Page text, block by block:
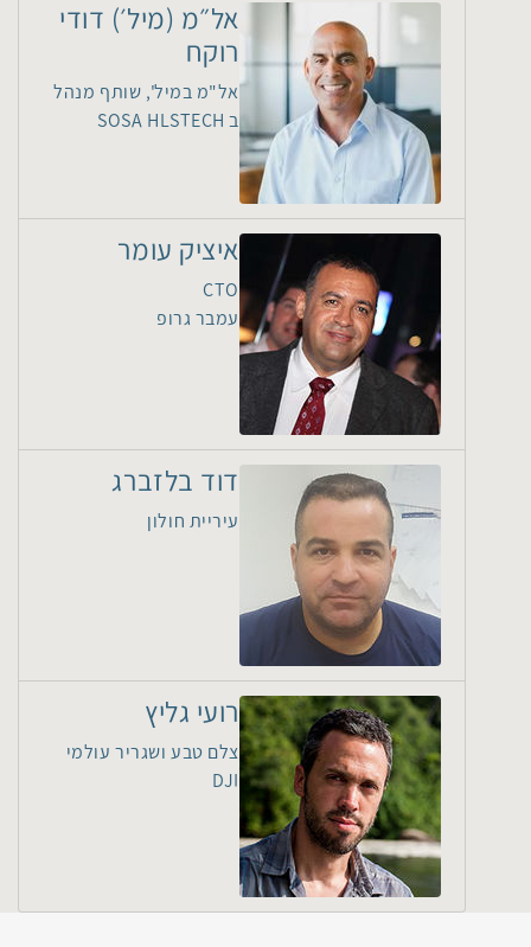
אל״מ (מיל׳) דודי
רוקח
אל"מ במיל', שותף מנהל
ב SOSA HLSTECH
איציק עומר
CTO
עמבר גרופ
דוד בלזברג
עיריית חולון
רועי גליץ
צלם טבע ושגריר עולמי
DJI